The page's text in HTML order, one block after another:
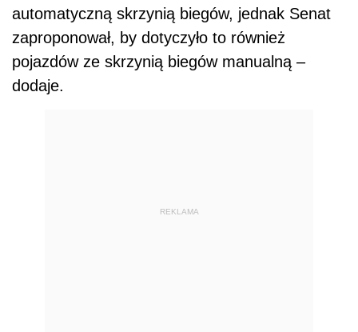
automatyczną skrzynią biegów, jednak Senat
zaproponował, by dotyczyło to również
pojazdów ze skrzynią biegów manualną –
dodaje.
REKLAMA